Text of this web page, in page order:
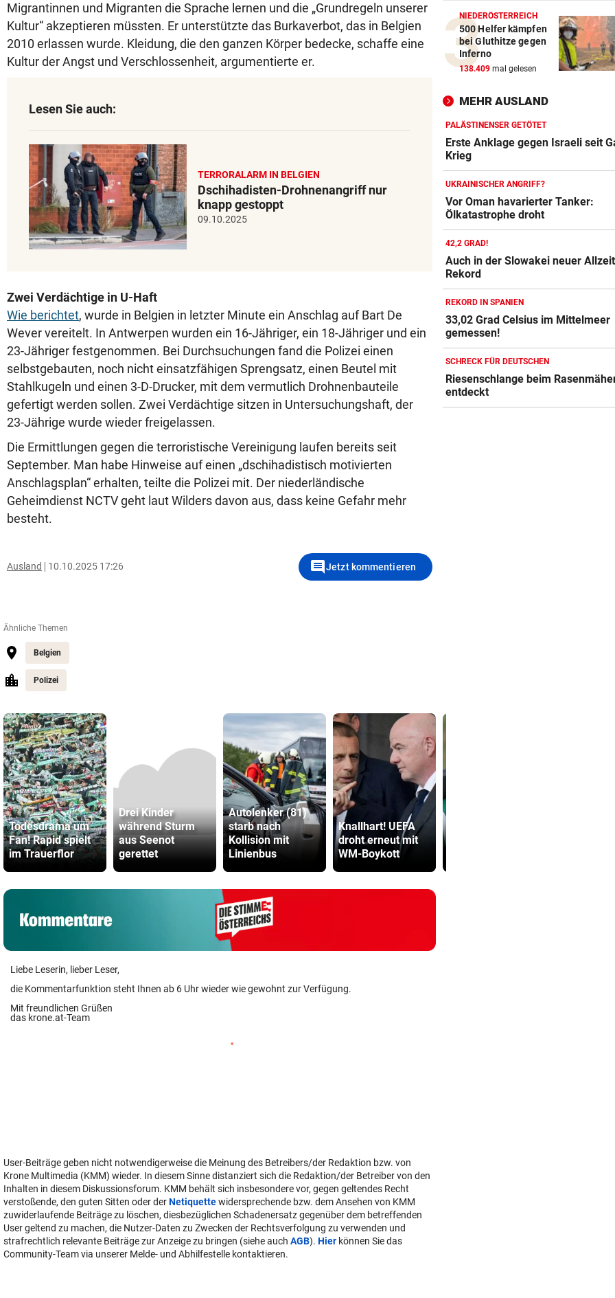
Migrantinnen und Migranten die Sprache lernen und die „Grundregeln unserer
Kultur“ akzeptieren müssten. Er unterstützte das Burkaverbot, das in Belgien
2010 erlassen wurde. Kleidung, die den ganzen Körper bedecke, schaffe eine
Kultur der Angst und Verschlossenheit, argumentierte er.
Lesen Sie auch:
TERRORALARM IN BELGIEN
Dschihadisten-Drohnenangriff nur
knapp gestoppt
09.10.2025
Zwei Verdächtige in U-Haft
Wie berichtet, wurde in Belgien in letzter Minute ein Anschlag auf Bart De
Wever vereitelt. In Antwerpen wurden ein 16-Jähriger, ein 18-Jähriger und ein
23-Jähriger festgenommen. Bei Durchsuchungen fand die Polizei einen
selbstgebauten, noch nicht einsatzfähigen Sprengsatz, einen Beutel mit
Stahlkugeln und einen 3-D-Drucker, mit dem vermutlich Drohnenbauteile
gefertigt werden sollen. Zwei Verdächtige sitzen in Untersuchungshaft, der
23-Jährige wurde wieder freigelassen.
Die Ermittlungen gegen die terroristische Vereinigung laufen bereits seit
September. Man habe Hinweise auf einen „dschihadistisch motivierten
Anschlagsplan“ erhalten, teilte die Polizei mit. Der niederländische
Geheimdienst NCTV geht laut Wilders davon aus, dass keine Gefahr mehr
besteht.
Ausland 10.10.2025 17:26 commentJetzt kommentieren
Ähnliche Themen
Belgien
Polizei
Todesdrama um
Fan! Rapid spielt
im Trauerflor
Drei Kinder
während Sturm
aus Seenot
gerettet
Autolenker (81)
starb nach
Kollision mit
Linienbus
Knallhart! UEFA
droht erneut mit
WM-Boykott
Liebe Leserin, lieber Leser,
die Kommentarfunktion steht Ihnen ab 6 Uhr wieder wie gewohnt zur Verfügung.
Mit freundlichen Grüßen
das krone.at-Team
User-Beiträge geben nicht notwendigerweise die Meinung des Betreibers/der Redaktion bzw. von
Krone Multimedia (KMM) wieder. In diesem Sinne distanziert sich die Redaktion/der Betreiber von den
Inhalten in diesem Diskussionsforum. KMM behält sich insbesondere vor, gegen geltendes Recht
verstoßende, den guten Sitten oder derNetiquettewidersprechende bzw. dem Ansehen von KMM
zuwiderlaufende Beiträge zu löschen, diesbezüglichen Schadenersatz gegenüber dem betreffenden
User geltend zu machen, die Nutzer-Daten zu Zwecken der Rechtsverfolgung zu verwenden und
strafrechtlich relevante Beiträge zur Anzeige zu bringen (siehe auch AGB). Hier können Sie das
Community-Team via unserer Melde- und Abhilfestelle kontaktieren.
RADSPORT
Reusser vor Ventoux-Etappe
weiter im Gelben Trikot
KEIN ARSENAL-WECHSEL vor
Madrid bis 2032
UKRAINISCHER ANGRIFF? vor 8
Vor Oman havarierter Tanker:
Ölkatastrophe droht
„VERSTEHE ICH NICHT“
ÖFB-Kicker Wimmer packt
Morddrohungen aus
NIEDERÖSTERREICH
500 Helfer kämpfen
bei Gluthitze gegen
Inferno
138.409 mal gelesen
MEHR AUSLAND
PALÄSTINENSER GETÖTET
Erste Anklage gegen Israeli seit
Krieg
UKRAINISCHER ANGRIFF?
Vor Oman havarierter Tanker:
Ölkatastrophe droht
42,2 GRAD!
Auch in der Slowakei neuer
Rekord
REKORD IN SPANIEN
33,02 Grad Celsius im Mittelmeer
gemessen!
SCHRECK FÜR DEUTSCHEN
Riesenschlange beim
entdeckt